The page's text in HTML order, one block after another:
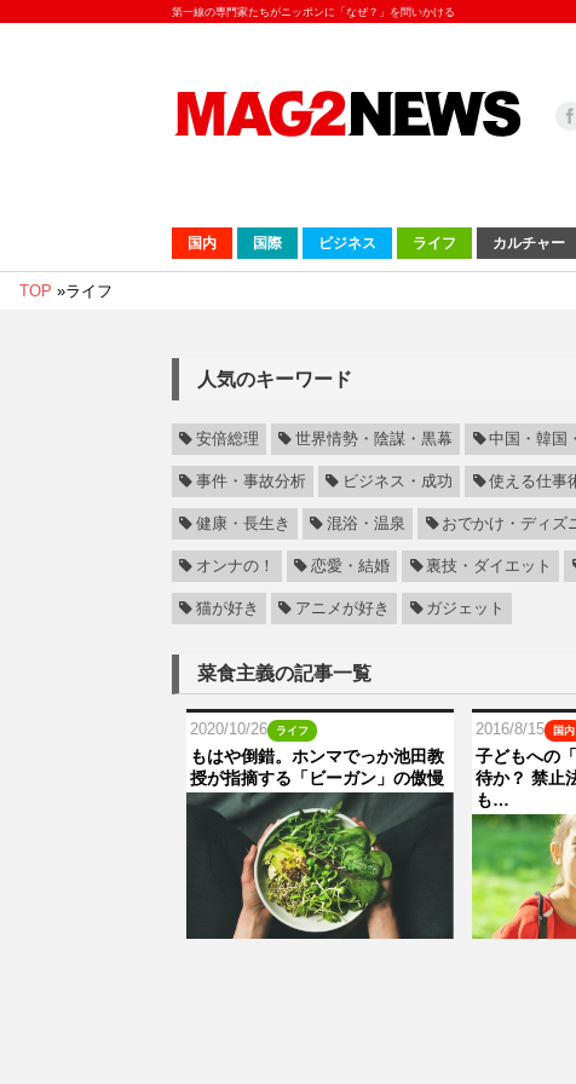
第一線の専門家たちがニッポンに「なぜ？」を問いかける
国内 国際 ビジネス ライフ カルチャー
TOP »ライフ
人気のキーワード
安倍総理 世界情勢・陰謀・黒幕 中国・韓国
事件・事故分析 ビジネス・成功 使える仕事
健康・長生き 混浴・温泉 おでかけ・ディズ
オンナの！ 恋愛・結婚 裏技・ダイエット
猫が好き アニメが好き ガジェット
菜食主義の記事一覧
2020/10/26 ライフ
もはや倒錯。ホンマでっか池田教
授が指摘する「ビーガン」の傲慢
2016/8/15 国内
子どもへの
待か？ 禁止
も…